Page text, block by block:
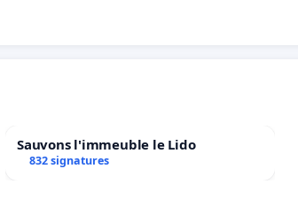
Sauvons l'immeuble le Lido
832 signatures